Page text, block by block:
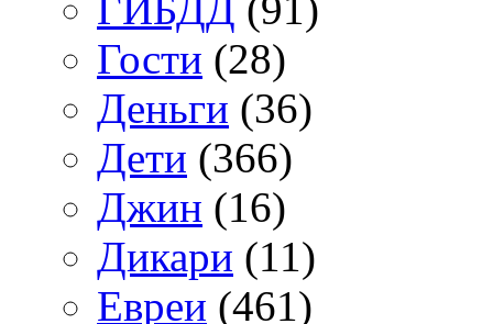
Гости (28)
Деньги (36)
Дети (366)
Джин (16)
Дикари (11)
Евреи (461)